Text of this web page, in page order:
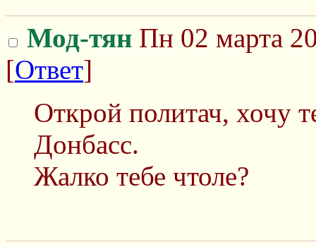
Мод-тян Пн 02 марта
[Ответ]
Открой политач, хочу
Донбасс.
Жалко тебе чтоле?